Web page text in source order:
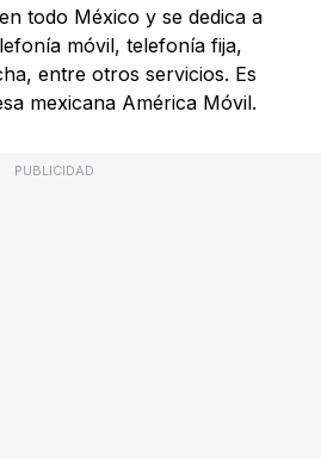
todo México y se dedica a
móvil, telefonía fija,
entre otros servicios. Es
mexicana América Móvil.
PUBLICIDAD